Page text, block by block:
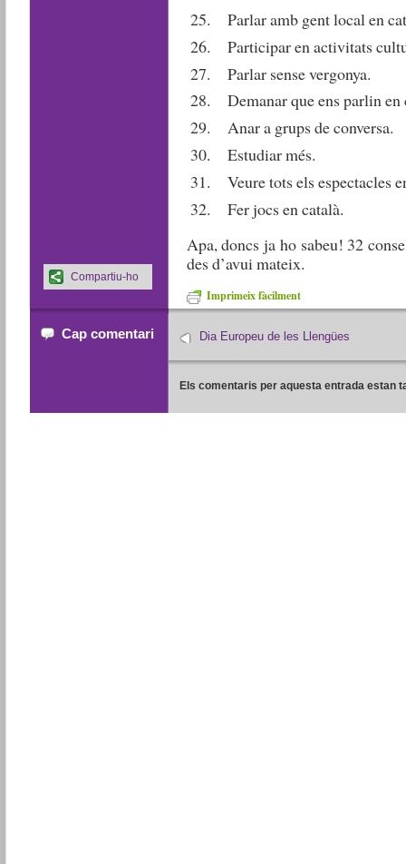
Parlar amb gent local en
Participar en activitats
Parlar sense vergonya.
Demanar que ens parlin en
Anar a grups de conversa.
Estudiar més.
Veure tots els espectacles
Fer jocs en català.
Apa, doncs ja ho sabeu! 32
des d’avui mateix.
Imprimeix fàcilment
Compartiu-ho
Cap comentari Dia Europeu de les Llengües
Els comentaris per aquesta entrada estan